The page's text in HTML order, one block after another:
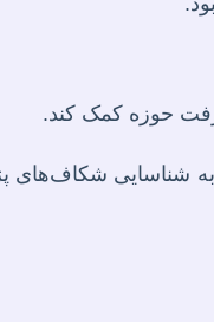
حوزه کمک کند.
به شناسایی شکاف‌های